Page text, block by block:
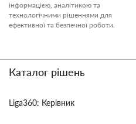
інформацією, аналітикою та
технологічними рішеннями для
ефективної та безпечної роботи.
Каталог рішень
Liga360: Керівник